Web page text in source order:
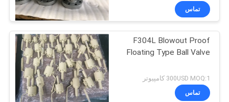
دریچه توقف گلوب
11
تماس
F304L Blowout Proof
Floating Type Ball Valve
300USD MOQ:1 کامپیوتر
تماس